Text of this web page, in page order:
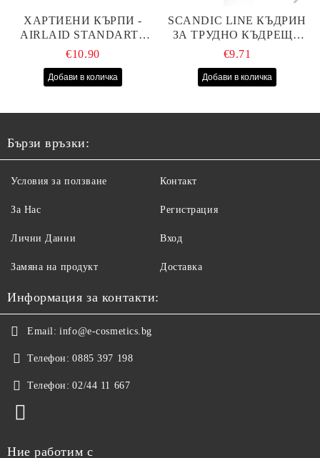
ХАРТИЕНИ КЪРПИ -
AIRLAID STANDART -
40СМ/70СМ - 100БР
€10.90
SCANDIC LINE КЪДРИН
ЗА ТРУДНО КЪДРЕЩА
СЕ КОСА 1000МЛ
€9.71
Бързи връзки:
Условия за ползване
За Нас
Лични Данни
Замяна на продукт
Контакт
Регистрация
Вход
Доставка
Информация за контакти:
Email: info@e-cosmetics.bg
Телефон: 0885 397 198
Телефон: 02/44 11 667
Ние работим с